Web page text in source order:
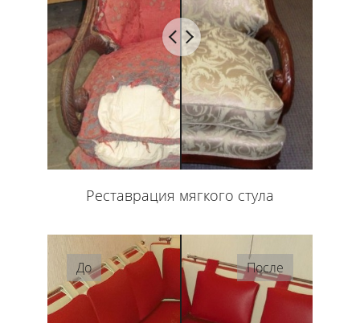
Реставрация мягкого стула
До После